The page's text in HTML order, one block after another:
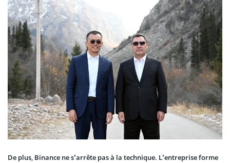
De plus, Binance ne s’arrête pas à la technique. L’entreprise forme